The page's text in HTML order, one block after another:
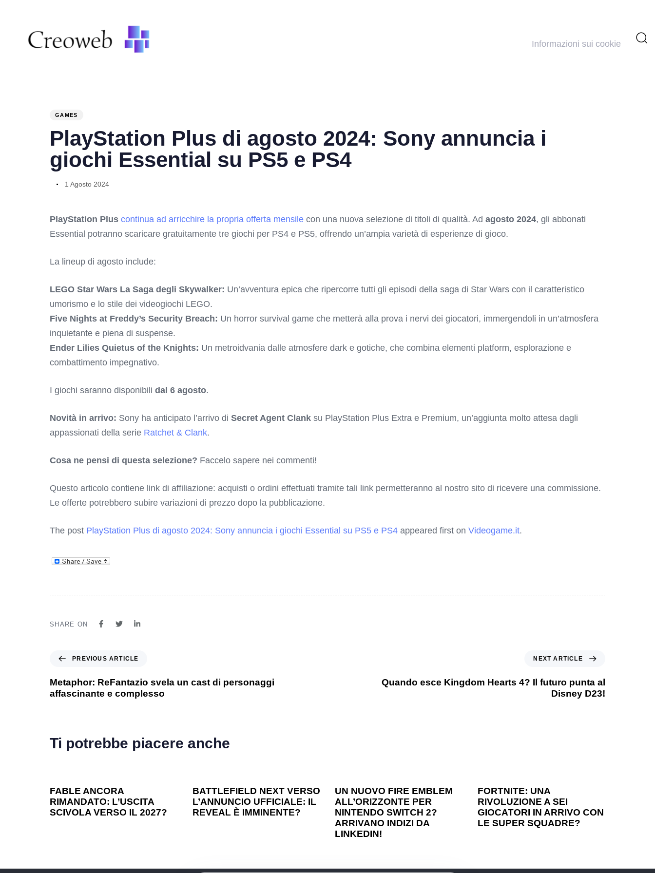
Informazioni sui cookie
GAMES
PlayStation Plus di agosto 2024: Sony annuncia i
giochi Essential su PS5 e PS4
1 Agosto 2024
PlayStation Plus continua ad arricchire la propria offerta mensile con una nuova selezione di titoli di qualità. Ad agosto 2024, gli abbonati
Essential potranno scaricare gratuitamente tre giochi per PS4 e PS5, offrendo un’ampia varietà di esperienze di gioco.
La lineup di agosto include:
LEGO Star Wars La Saga degli Skywalker: Un’avventura epica che ripercorre tutti gli episodi della saga di Star Wars con il caratteristico
umorismo e lo stile dei videogiochi LEGO.
Five Nights at Freddy’s Security Breach: Un horror survival game che metterà alla prova i nervi dei giocatori, immergendoli in un’atmosfera
inquietante e piena di suspense.
Ender Lilies Quietus of the Knights: Un metroidvania dalle atmosfere dark e gotiche, che combina elementi platform, esplorazione e
combattimento impegnativo.
I giochi saranno disponibili dal 6 agosto.
Novità in arrivo: Sony ha anticipato l’arrivo di Secret Agent Clank su PlayStation Plus Extra e Premium, un’aggiunta molto attesa dagli
appassionati della serie Ratchet & Clank.
Cosa ne pensi di questa selezione? Faccelo sapere nei commenti!
Questo articolo contiene link di affiliazione: acquisti o ordini effettuati tramite tali link permetteranno al nostro sito di ricevere una commissione.
Le offerte potrebbero subire variazioni di prezzo dopo la pubblicazione.
The post PlayStation Plus di agosto 2024: Sony annuncia i giochi Essential su PS5 e PS4 appeared first on Videogame.it.
SHARE ON
PREVIOUS ARTICLE
Metaphor: ReFantazio svela un cast di personaggi
affascinante e complesso
NEXT ARTICLE
Quando esce Kingdom Hearts 4? Il futuro punta al
Disney D23!
Ti potrebbe piacere anche
FABLE ANCORA
RIMANDATO: L’USCITA
SCIVOLA VERSO IL 2027?
BATTLEFIELD NEXT VERSO
L’ANNUNCIO UFFICIALE: IL
REVEAL È IMMINENTE?
UN NUOVO FIRE EMBLEM
ALL’ORIZZONTE PER
NINTENDO SWITCH 2?
ARRIVANO INDIZI DA
LINKEDIN!
FORTNITE: UNA
RIVOLUZIONE A SEI
GIOCATORI IN ARRIVO CON
LE SUPER SQUADRE?